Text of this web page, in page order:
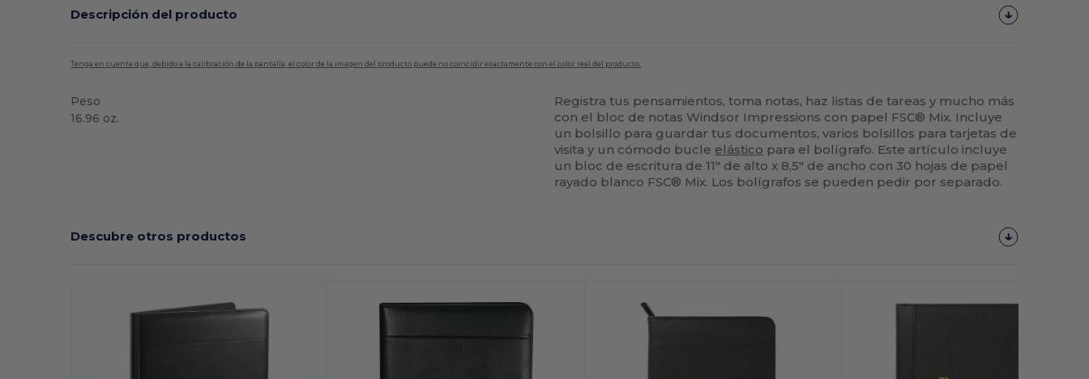
Descripción del producto
Tenga en cuenta que, debido a la calibración de la pantalla, el color de la imagen del producto puede no coincidir exactamente con el color real del producto.
Peso
16.96 oz.
Registra tus pensamientos, toma notas, haz listas de tareas y mucho más
con el bloc de notas Windsor Impressions con papel FSC® Mix. Incluye
un bolsillo para guardar tus documentos, varios bolsillos para tarjetas de
visita y un cómodo bucle elástico para el bolígrafo. Este artículo incluye
un bloc de escritura de 11" de alto x 8,5" de ancho con 30 hojas de papel
rayado blanco FSC® Mix. Los bolígrafos se pueden pedir por separado.
Descubre otros productos